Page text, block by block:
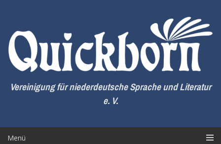
springen
Vereinigung für niederdeutsche Sprache und Literatur
e. V.
Menü